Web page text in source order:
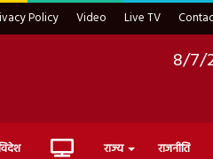
Policy Video Live TV
8/7/
Live राज्य राजनीति